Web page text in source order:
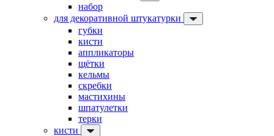
набор
для декоративной штукатурки
губки
кисти
аппликаторы
щётки
кельмы
скребки
мастихины
шпатулетки
терки
кисти